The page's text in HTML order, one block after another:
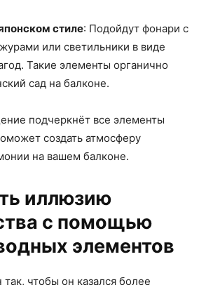
стиле: Подойдут фонари с
или светильники в виде
Такие элементы органично
сад на балконе.
подчеркнёт все элементы
создать атмосферу
на вашем балконе.
иллюзию
с помощью
элементов
чтобы он казался более